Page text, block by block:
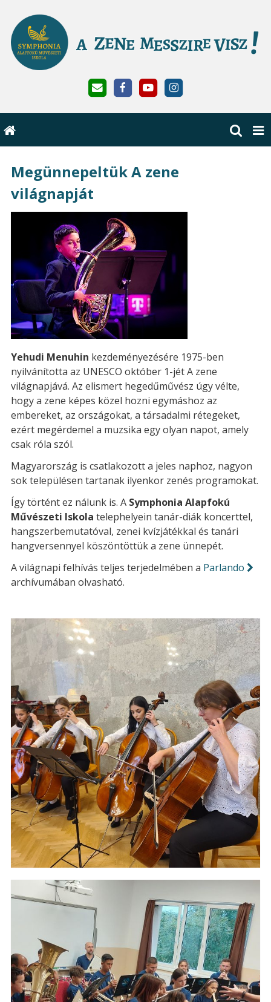
Megünnepeltük A zene
világnapját
Yehudi Menuhin kezdeményezésére 1975-ben
nyilvánította az UNESCO október 1-jét A zene
világnapjává. Az elismert hegedűművész úgy vélte,
hogy a zene képes közel hozni egymáshoz az
embereket, az országokat, a társadalmi rétegeket,
ezért megérdemel a muzsika egy olyan napot, amely
csak róla szól.
Magyarország is csatlakozott a jeles naphoz, nagyon
sok településen tartanak ilyenkor zenés programokat.
Így történt ez nálunk is. A Symphonia Alapfokú
Művészeti Iskola telephelyein tanár-diák koncerttel,
hangszerbemutatóval, zenei kvízjátékkal és tanári
hangversennyel köszöntöttük a zene ünnepét.
A világnapi felhívás teljes terjedelmében a Parlando
archívumában olvasható.